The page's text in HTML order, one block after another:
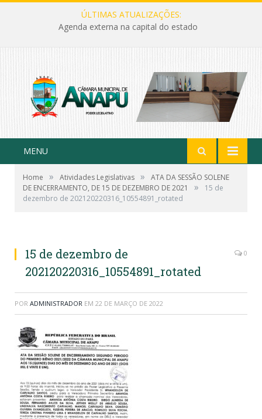
ÚLTIMAS ATUALIZAÇÕES:
Agenda externa na capital do estado
MENU
Home » Atividades Legislativas »
ATA DA SESSÃO SOLENE
DE ENCERRAMENTO, DE 15 DE DEZEMBRO DE 2021
»
15 de
dezembro de 202120220316_10554891_rotated
15 de dezembro de
202120220316_10554891_rotated
0
POR ADMINISTRADOR EM 22 DE MARÇO DE 2022